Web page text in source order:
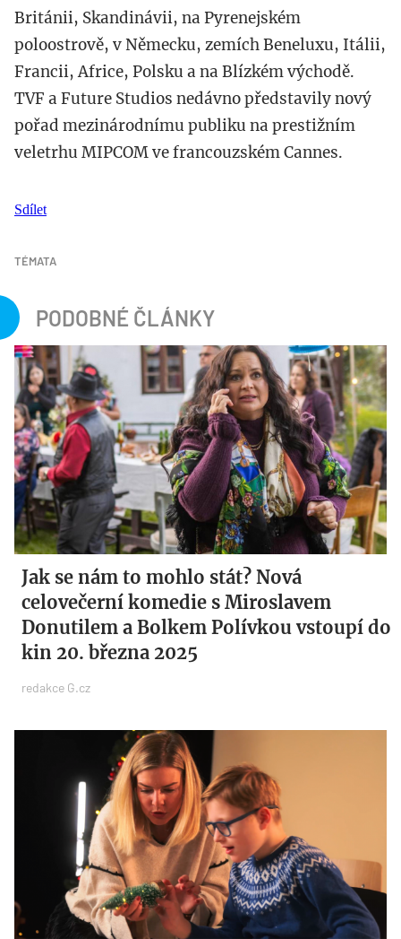
Británii, Skandinávii, na Pyrenejském
poloostrově, v Německu, zemích Beneluxu, Itálii,
Francii, Africe, Polsku a na Blízkém východě.
TVF a Future Studios nedávno představily nový
pořad mezinárodnímu publiku na prestižním
veletrhu MIPCOM ve francouzském Cannes.
Sdílet
TÉMATA
PODOBNÉ ČLÁNKY
Jak se nám to mohlo stát? Nová
celovečerní komedie s Miroslavem
Donutilem a Bolkem Polívkou vstoupí do
kin 20. března 2025
redakce G.cz